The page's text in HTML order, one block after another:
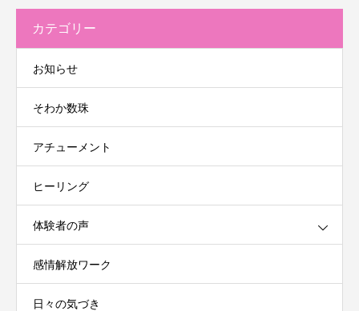
カテゴリー
お知らせ
そわか数珠
アチューメント
ヒーリング
体験者の声
感情解放ワーク
日々の気づき